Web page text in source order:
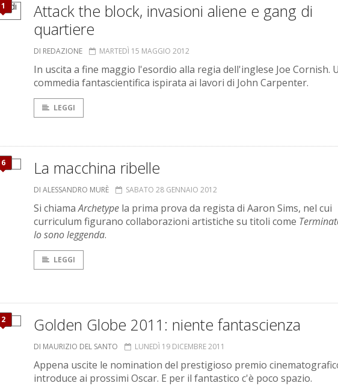
1
Attack the block, invasioni aliene e gang di
quartiere
DI REDAZIONE MARTEDÌ 15 MAGGIO 2012
In uscita a fine maggio l'esordio alla regia dell'inglese Joe Cornish.
commedia fantascientifica ispirata ai lavori di John Carpenter.
LEGGI
6 La macchina ribelle
DI ALESSANDRO MURÈ SABATO 28 GENNAIO 2012
Si chiamaArchetype la prima prova da regista di Aaron Sims, nel cui
curriculum figurano collaborazioni artistiche su titoli come
Io sono leggenda.
LEGGI
2 Golden Globe 2011: niente fantascienza
DI MAURIZIO DEL SANTO LUNEDÌ 19 DICEMBRE 2011
Appena uscite le nomination del prestigioso premio
introduce ai prossimi Oscar. E per il fantastico c'è poco spazio.